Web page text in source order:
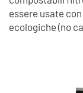
essere usate
ecologiche (no